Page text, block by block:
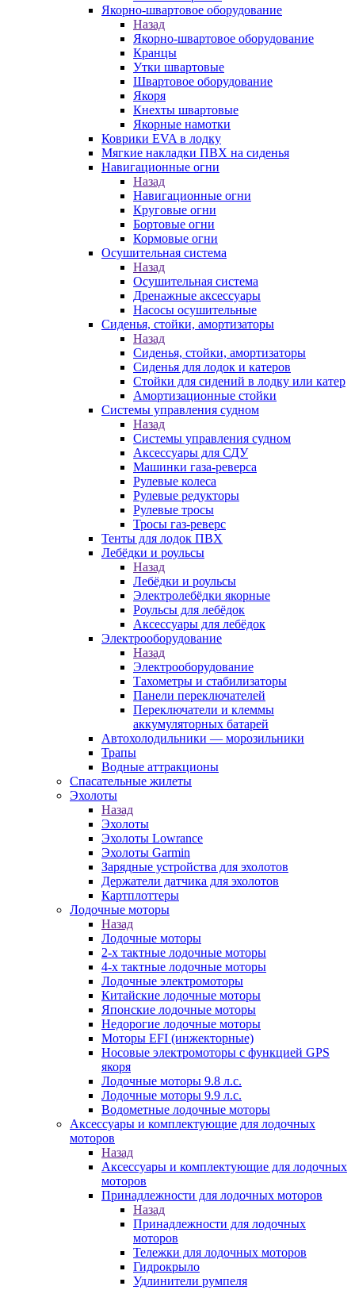
Якорно-швартовое оборудование
Назад
Якорно-швартовое оборудование
Кранцы
Утки швартовые
Швартовое оборудование
Якоря
Кнехты швартовые
Якорные намотки
Коврики EVA в лодку
Мягкие накладки ПВХ на сиденья
Навигационные огни
Назад
Навигационные огни
Круговые огни
Бортовые огни
Кормовые огни
Осушительная система
Назад
Осушительная система
Дренажные аксессуары
Насосы осушительные
Сиденья, стойки, амортизаторы
Назад
Сиденья, стойки, амортизаторы
Сиденья для лодок и катеров
Стойки для сидений в лодку или катер
Амортизационные стойки
Системы управления судном
Назад
Системы управления судном
Аксессуары для СДУ
Машинки газа-реверса
Рулевые колеса
Рулевые редукторы
Рулевые тросы
Тросы газ-реверс
Тенты для лодок ПВХ
Лебёдки и роульсы
Назад
Лебёдки и роульсы
Электролебёдки якорные
Роульсы для лебёдок
Аксессуары для лебёдок
Электрооборудование
Назад
Электрооборудование
Тахометры и стабилизаторы
Панели переключателей
Переключатели и клеммы
аккумуляторных батарей
Автохолодильники — морозильники
Трапы
Водные аттракционы
Спасательные жилеты
Эхолоты
Назад
Эхолоты
Эхолоты Lowrance
Эхолоты Garmin
Зарядные устройства для эхолотов
Держатели датчика для эхолотов
Картплоттеры
Лодочные моторы
Назад
Лодочные моторы
2-х тактные лодочные моторы
4-х тактные лодочные моторы
Лодочные электромоторы
Китайские лодочные моторы
Японские лодочные моторы
Недорогие лодочные моторы
Моторы EFI (инжекторные)
Носовые электромоторы с функцией GPS
якоря
Лодочные моторы 9.8 л.с.
Лодочные моторы 9.9 л.с.
Водометные лодочные моторы
Аксессуары и комплектующие для лодочных
моторов
Назад
Аксессуары и комплектующие для лодочных
моторов
Принадлежности для лодочных моторов
Назад
Принадлежности для лодочных
моторов
Тележки для лодочных моторов
Гидрокрыло
Удлинители румпеля